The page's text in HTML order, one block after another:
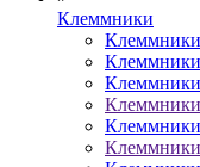
Клеммники
Клеммники
Клеммники
Клеммники
Клеммники
Клеммники